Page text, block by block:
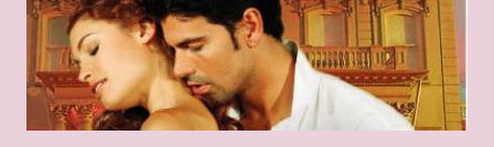
so quanto ci misi a leggerlo e non so neanche se il primo mi
piacque. So però che quando leggo il nome Delly, qua...